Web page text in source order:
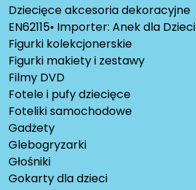
Dziecięce akcesoria dekoracyjne
EN62115• Importer: Anek dla Dzieci
Figurki kolekcjonerskie
Figurki makiety i zestawy
Filmy DVD
Fotele i pufy dziecięce
Foteliki samochodowe
Gadżety
Glebogryzarki
Głośniki
Gokarty dla dzieci